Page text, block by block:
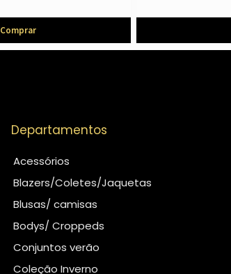
Comprar
Departamentos
Acessórios
Blazers/Coletes/Jaquetas
Blusas/ camisas
Bodys/ Croppeds
Conjuntos verão
Coleção Inverno